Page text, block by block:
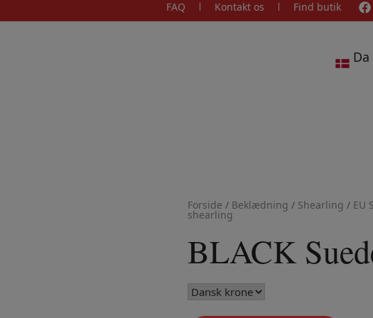
FAQ Kontakt os Find butik
Da
Forside / Beklædning / Shearling / EU
shearling
BLACK